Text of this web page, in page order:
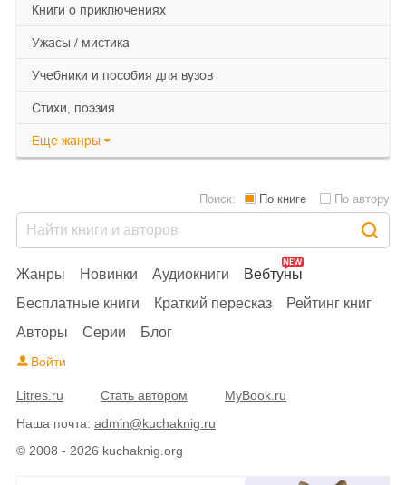
книги о приключениях
ужасы / мистика
учебники и пособия для вузов
cтихи, поэзия
Еще жанры
© 2008 - 2026 kuchaknig.org
Жанры Новинки Аудиокниги
Вебтуны
Бесплатные книги
Краткий пересказ
Рейтинг книг
Авторы
Серии Блог
Поиск: По книге По автору
Войти
Litres.ru Стать автором
MyBook.ru
Наша почта: admin@kuchaknig.ru